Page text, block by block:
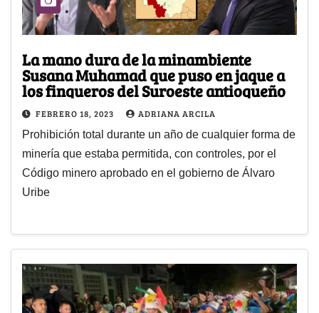
La mano dura de la minambiente
Susana Muhamad que puso en jaque a
los finqueros del Suroeste antioqueño
FEBRERO 18, 2023 ADRIANA ARCILA
Prohibición total durante un año de cualquier forma de
minería que estaba permitida, con controles, por el
Código minero aprobado en el gobierno de Álvaro
Uribe